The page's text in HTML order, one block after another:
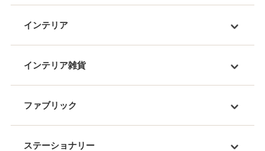
インテリア
インテリア雑貨
ファブリック
ステーショナリー